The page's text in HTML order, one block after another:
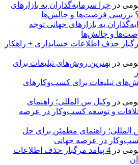
در چرا سرمایه‌گذاران به بازارهای
بررسی فرصت‌ها و چالش‌ها
به بازارهای جهانی توجه
و چالش‌ها
مرگبار حذف اطلاعات حسابداری + راهکار
در بهترین روش‌های تبلیغات برای
تبلیغات برای کسب‌وکارهای
در وکیل بین المللی؛ راهنمای
و توسعه کسب‌وکار در عرصه
المللی؛ راهنمای مطمئن برای حل
در عرصه جهانی
در
4 پیامد مرگبار حذف اطلاعات